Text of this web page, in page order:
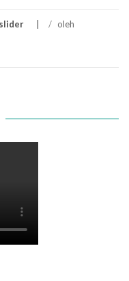
slider / oleh